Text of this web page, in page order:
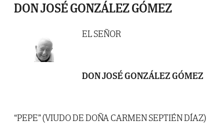
DON JOSÉ GONZÁLEZ GÓMEZ
EL SEÑOR
DON JOSÉ GONZÁLEZ GÓMEZ
“PEPE” (VIUDO DE DOÑA CARMEN SEPTIÉN DÍAZ)